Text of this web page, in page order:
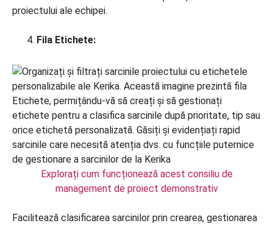
proiectului ale echipei.
Fila Etichete:
Explorați cum funcționează acest consiliu de
management de proiect demonstrativ
Facilitează clasificarea sarcinilor prin crearea, gestionarea